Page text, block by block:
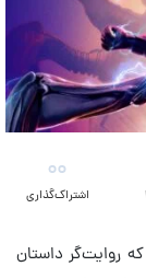
اشتراک‌گذاری
براساس جدیدترین گزارش‌ها، فیلم Blue Beetle که روایت‌گر داستان